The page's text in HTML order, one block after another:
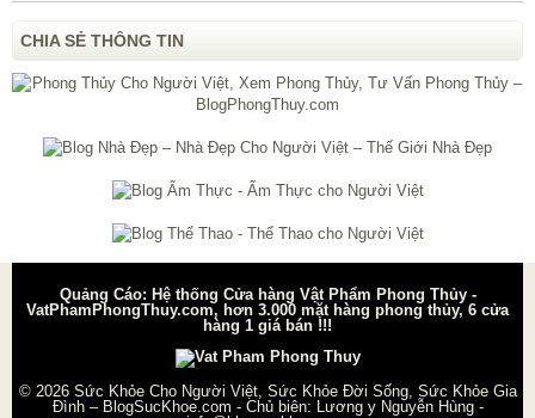
CHIA SẺ THÔNG TIN
Quảng Cáo: Hệ thống Cửa hàng Vật Phẩm Phong Thủy -
VatPhamPhongThuy.com, hơn 3.000 mặt hàng phong thủy, 6 cửa
hàng 1 giá bán !!!
© 2026 Sức Khỏe Cho Người Việt, Sức Khỏe Đời Sống, Sức Khỏe Gia
Đình – BlogSucKhoe.com - Chủ biên: Lương y Nguyễn Hùng-